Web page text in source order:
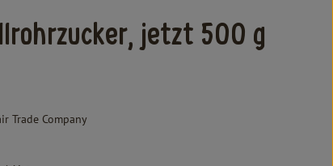
jetzt 500 g
Trade Company